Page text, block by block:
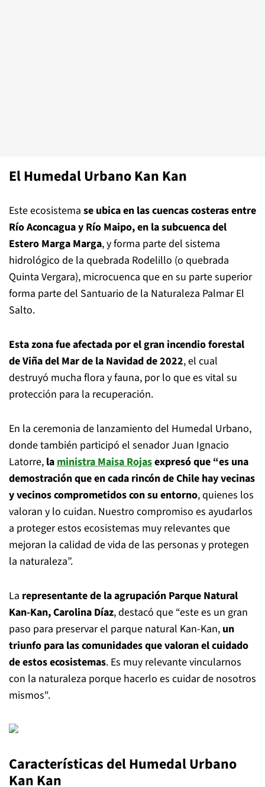
El Humedal Urbano Kan Kan
Este ecosistema se ubica en las cuencas costeras entre
Río Aconcagua y Río Maipo, en la subcuenca del
Estero Marga Marga, y forma parte del sistema
hidrológico de la quebrada Rodelillo (o quebrada
Quinta Vergara), microcuenca que en su parte superior
forma parte del Santuario de la Naturaleza Palmar El
Salto.
Esta zona fue afectada por el gran incendio forestal
de Viña del Mar de la Navidad de 2022, el cual
destruyó mucha flora y fauna, por lo que es vital su
protección para la recuperación.
En la ceremonia de lanzamiento del Humedal Urbano,
donde también participó el senador Juan Ignacio
Latorre, laministra Maisa Rojasexpresó que “es una
demostración que en cada rincón de Chile hay vecinas
y vecinos comprometidos con su entorno, quienes los
valoran y lo cuidan. Nuestro compromiso es ayudarlos
a proteger estos ecosistemas muy relevantes que
mejoran la calidad de vida de las personas y protegen
la naturaleza”.
La representante de la agrupación Parque Natural
Kan-Kan, Carolina Díaz, destacó que “este es un gran
paso para preservar el parque natural Kan-Kan, un
triunfo para las comunidades que valoran el cuidado
de estos ecosistemas. Es muy relevante vincularnos
con la naturaleza porque hacerlo es cuidar de nosotros
mismos".
Características del Humedal Urbano
Kan Kan